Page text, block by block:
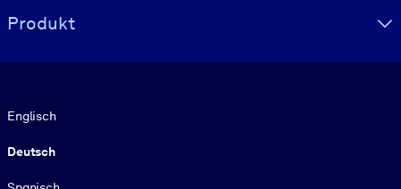
Produkt
Englisch
Deutsch